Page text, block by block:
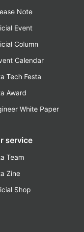
Note
Event
Column
Calendar
Tech Festa
Award
White Paper
service
Team
Zine
Shop